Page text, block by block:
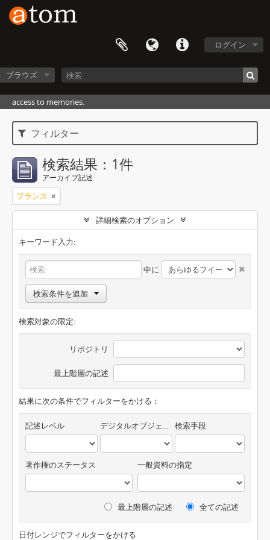
ログイン
ブラウズ
access to memories.
フィルター
検索結果：1件
アーカイブ記述
フランス
詳細検索のオプション
キーワード入力:
中に
検索条件を追加
検索対象の限定:
リポジトリ
最上階層の記述
結果に次の条件でフィルターをかける：
記述レベル デジタルオブジェクトの有無 検索手段
著作権のステータス 一般資料の指定
最上階層の記述 全ての記述
日付レンジでフィルターをかける